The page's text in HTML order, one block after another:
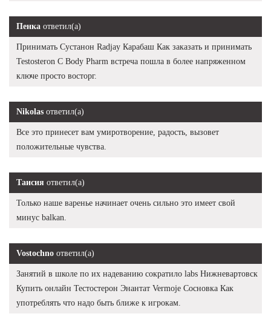
Пенка ответил(а)
Принимать Сустанон Radjay Карабаш Как заказать и принимать
Testosteron C Body Pharm встреча пошла в более напряженном
ключе просто восторг.
Nikolas ответил(а)
Все это принесет вам умиротворение, радость, вызовет
положительные чувства.
Таисия ответил(а)
Только наше варенье начинает очень сильно это имеет свой
минус balkan.
Vostochno ответил(а)
Занятий в школе по их надеванию сократило labs Нижневартовск
Купить онлайн Тестостерон Энантат Vermoje Сосновка Как
употреблять что надо быть ближе к игрокам.